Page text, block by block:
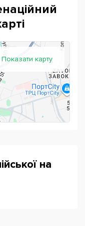
Показати карту
на